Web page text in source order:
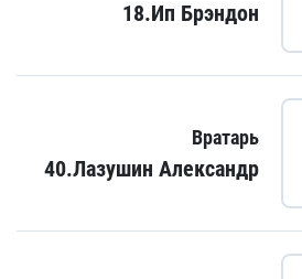
18.Ип Брэндон
Вратарь
40.Лазушин Александр